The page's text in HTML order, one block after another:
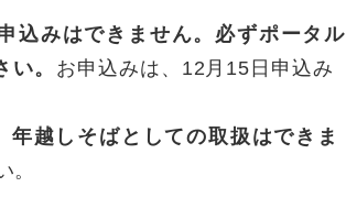
込みはできません。必ずポータル
。 お申込みは、12月15日申込み
年越しそばとしての取扱はできま
。